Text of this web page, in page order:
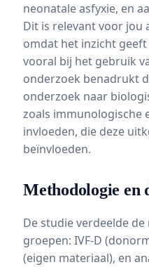
neonatale asfyxie, en
Dit is relevant voor jou
omdat het inzicht geeft
vooral bij het gebruik
onderzoek benadrukt
onderzoek naar
zoals immunologische
invloeden, die deze
beïnvloeden.
Methodologie en
De studie verdeelde
groepen: IVF-D
(eigen materiaal), en